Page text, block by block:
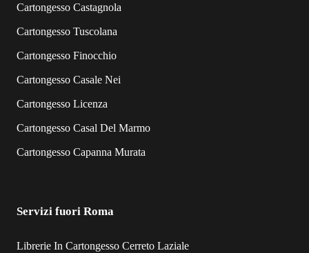
Cartongesso Castagnola
Cartongesso Tuscolana
Cartongesso Finocchio
Cartongesso Casale Nei
Cartongesso Licenza
Cartongesso Casal Del Marmo
Cartongesso Capanna Murata
Servizi fuori Roma
Librerie In Cartongesso Cerreto Laziale